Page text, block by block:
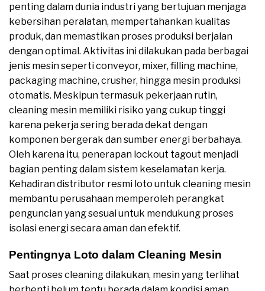
penting dalam dunia industri yang bertujuan menjaga
kebersihan peralatan, mempertahankan kualitas
produk, dan memastikan proses produksi berjalan
dengan optimal. Aktivitas ini dilakukan pada berbagai
jenis mesin seperti conveyor, mixer, filling machine,
packaging machine, crusher, hingga mesin produksi
otomatis. Meskipun termasuk pekerjaan rutin,
cleaning mesin memiliki risiko yang cukup tinggi
karena pekerja sering berada dekat dengan
komponen bergerak dan sumber energi berbahaya.
Oleh karena itu, penerapan lockout tagout menjadi
bagian penting dalam sistem keselamatan kerja.
Kehadiran distributor resmi loto untuk cleaning mesin
membantu perusahaan memperoleh perangkat
penguncian yang sesuai untuk mendukung proses
isolasi energi secara aman dan efektif.
Pentingnya Loto dalam Cleaning Mesin
Saat proses cleaning dilakukan, mesin yang terlihat